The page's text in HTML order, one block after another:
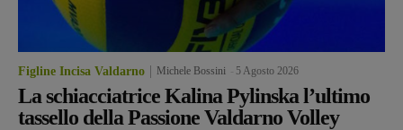
Figline Incisa Valdarno Michele Bossini 5 Agosto 2026
La schiacciatrice Kalina Pylinska l’ultimo
tassello della Passione Valdarno Volley